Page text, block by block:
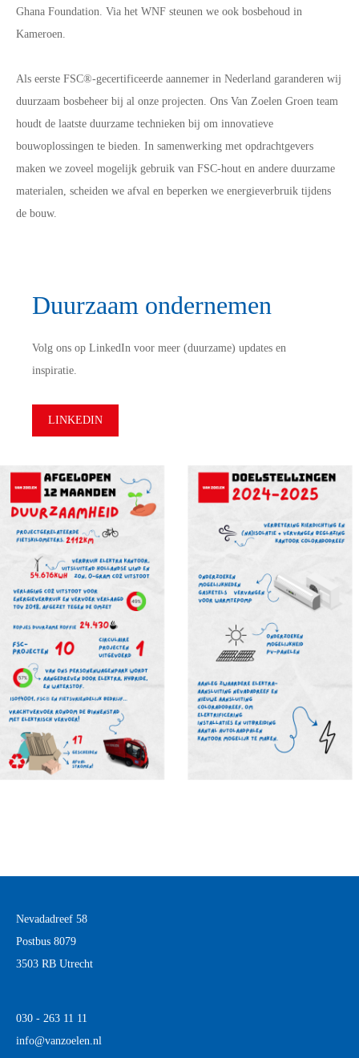
Ghana Foundation. Via het WNF steunen we ook bosbehoud in
Kameroen.
Als eerste FSC®-gecertificeerde aannemer in Nederland garanderen wij
duurzaam bosbeheer bij al onze projecten. Ons Van Zoelen Groen team
houdt de laatste duurzame technieken bij om innovatieve
bouwoplossingen te bieden. In samenwerking met opdrachtgevers
maken we zoveel mogelijk gebruik van FSC-hout en andere duurzame
materialen, scheiden we afval en beperken we energieverbruik tijdens
de bouw.
Duurzaam ondernemen
Volg ons op LinkedIn voor meer (duurzame) updates en
inspiratie.
LINKEDIN
Nevadadreef 58
Postbus 8079
3503 RB Utrecht
030 - 263 11 11
info@vanzoelen.nl